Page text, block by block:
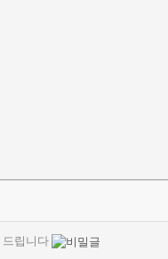
드립니다